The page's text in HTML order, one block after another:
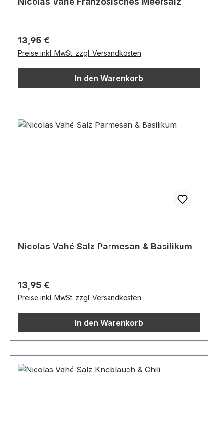
Regulärer Preis:
13,95 €
Preise inkl. MwSt. zzgl. Versandkosten
In den Warenkorb
Nicolas Vahé Salz Parmesan & Basilikum
Regulärer Preis:
13,95 €
Preise inkl. MwSt. zzgl. Versandkosten
In den Warenkorb